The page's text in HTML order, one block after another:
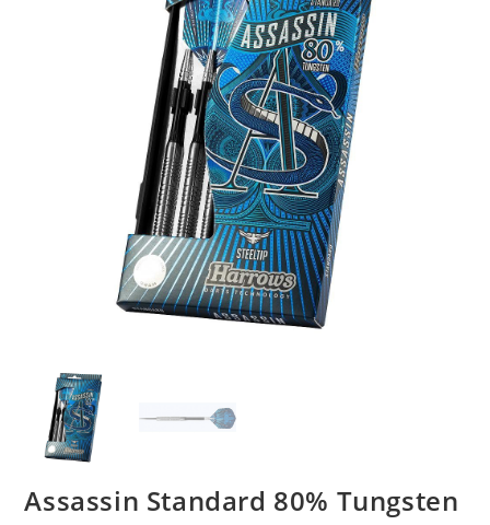
Assassin Standard 80% Tungsten